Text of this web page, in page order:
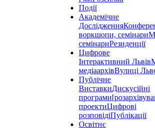
Події
Академічне
Дослідження
воркшопи, семінари
семінариРезиденції
Цифрове
Інтерактивний Львів
медіаархівВулиці
Публічне
ВиставкиДискусійні
програми
проектиЦифрові
розповідіПублікації
Освітнє